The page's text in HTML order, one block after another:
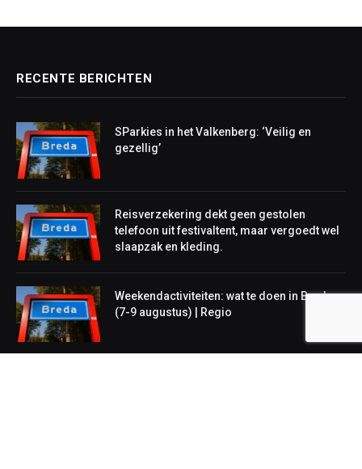
RECENTE BERICHTEN
SParkies in het Valkenberg: ‘Veilig en
gezellig’
Reisverzekering dekt geen gestolen
telefoon uit festivaltent, maar vergoedt wel
slaapzak en kleding.
Weekendactiviteiten: wat te doen in Breda
(7-9 augustus) | Regio